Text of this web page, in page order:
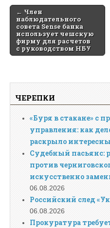
Post
navigation
← Член
наблюдательного
совета Sense банка
использует чешскую
фирму для расчетов
с руководством НБУ
ЧЕРЕПКИ
«Буря в стакане» с
управления: как
раскрыло
Судебный пасьянс:
против
искусственно
06.08.2026
Российский след
06.08.2026
Прокуратура